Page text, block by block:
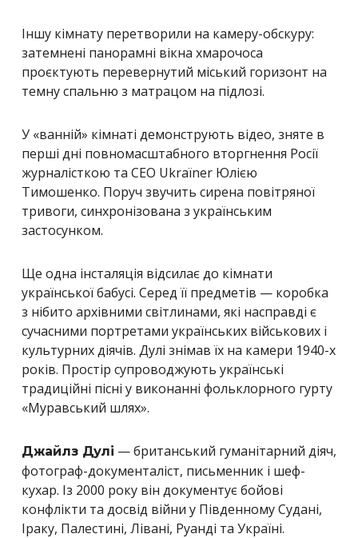
Іншу кімнату перетворили на камеру-обскуру:
затемнені панорамні вікна хмарочоса
проєктують перевернутий міський горизонт на
темну спальню з матрацом на підлозі.
У «ванній» кімнаті демонструють відео, зняте в
перші дні повномасштабного вторгнення Росії
журналісткою та CEO Ukraїner Юлією
Тимошенко. Поруч звучить сирена повітряної
тривоги, синхронізована з українським
застосунком.
Ще одна інсталяція відсилає до кімнати
української бабусі. Серед її предметів — коробка
з нібито архівними світлинами, які насправді є
сучасними портретами українських військових і
культурних діячів. Дулі знімав їх на камери 1940-х
років. Простір супроводжують українські
традиційні пісні у виконанні фольклорного гурту
«Муравський шлях».
Джайлз Дулі — британський гуманітарний діяч,
фотограф-документаліст, письменник і шеф-
кухар. Із 2000 року він документує бойові
конфлікти та досвід війни у Південному Судані,
Іраку, Палестині, Лівані, Руанді та Україні.